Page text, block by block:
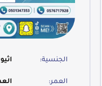
الجنسية:
العمر: العمر